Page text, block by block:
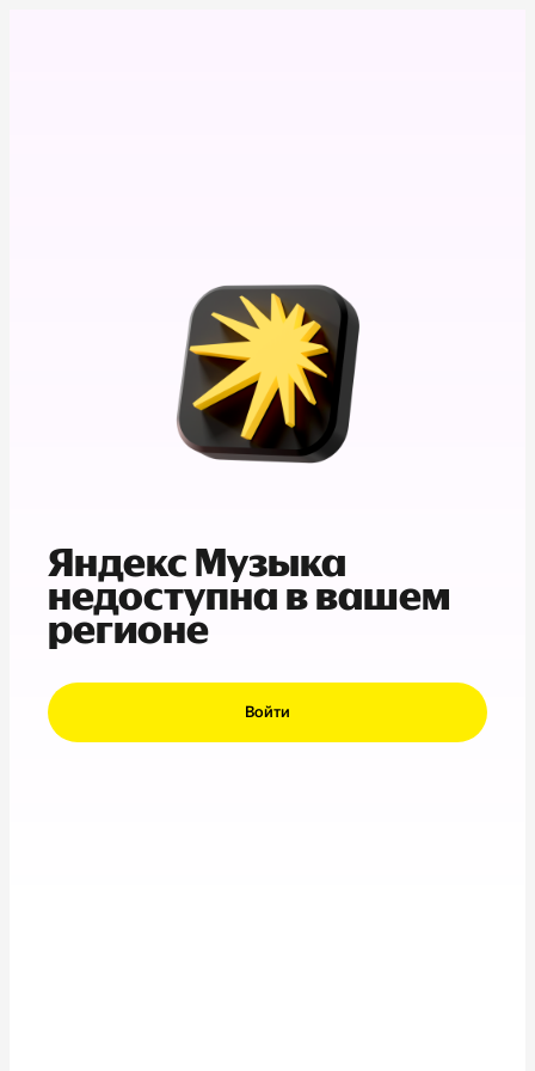
Яндекс Музыка
недоступна в вашем
регионе
Войти